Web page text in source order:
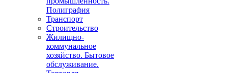
Полиграфия
Транспорт
Строительство
Жилищно-
коммунальное
хозяйство. Бытовое
обслуживание.